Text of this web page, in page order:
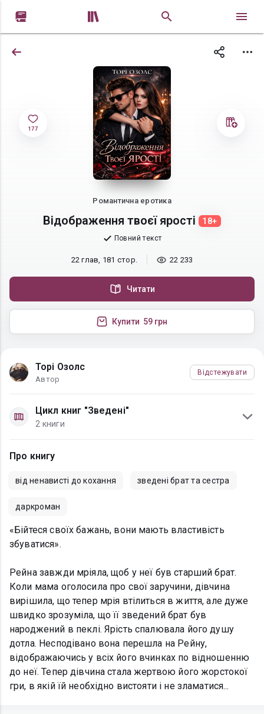
 
177
Романтична еротика
Відображення твоєї ярості 18+
Повний текст
22 глав, 181 стор. 22 233
Читати
Купити 59 грн
Торі Озолс
Автор
Відстежувати
Цикл книг "Зведені"
2 книги
Про книгу
від ненависті до кохання зведені брат та сестра
даркроман
«Бійтеся своїх бажань, вони мають властивість
збуватися».
Рейна завжди мріяла, щоб у неї був старший брат.
Коли мама оголосила про свої заручини, дівчина
вирішила, що тепер мрія втілиться в життя, але дуже
швидко зрозуміла, що її зведений брат був
народжений в пеклі. Ярість спалювала його душу
дотла. Несподівано вона перешла на Рейну,
відображаючись у всіх його вчинках по відношенню
до неї. Тепер дівчина стала жертвою його жорстокої
гри, в якій їй необхідно вистояти і не зламатися...